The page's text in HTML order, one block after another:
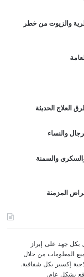
والزيوت من خطر
العلاج الحديثة
والنساء
والسمنة
المزمنة
بكل جهد على إبراز
المعلومات من خلال
إكسير بكل شفافية.
بشكل عام.